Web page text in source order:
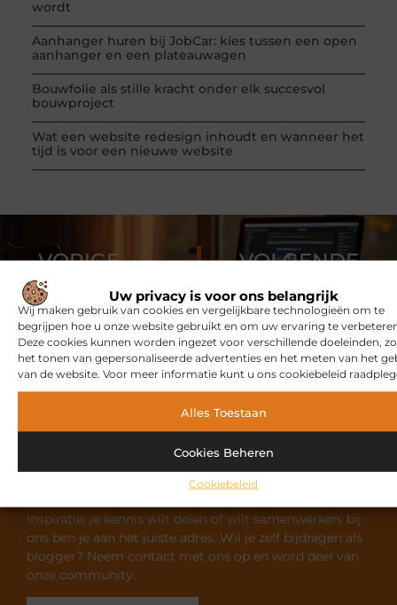
Uw privacy is voor ons belangrijk
Wij maken gebruik van cookies en vergelijkbare technologieën om te
begrijpen hoe u onze website gebruikt en om uw ervaring te
Deze cookies kunnen worden ingezet voor verschillende doeleinden,
het tonen van gepersonaliseerde advertenties en het meten van het
van de website. Voor meer informatie kunt u ons cookiebeleid
Alles Toestaan
Cookies Beheren
Cookiebeleid
wordt
Aanhanger huren bij JobCar: kies tussen een open
aanhanger en een plateauwagen
Bouwfolie als stille kracht onder elk succesvol
bouwproject
Wat een website redesign inhoudt en wanneer het
tijd is voor een nieuwe website
Safinafanclub.nl is dé plek voor uiteenlopende blogs
inspiratie, je kennis wilt delen of wilt samenwerken, bij
ons ben je aan het juiste adres. Wil je zelf bijdragen als
blogger? Neem contact met ons op en word deel van
onze community.
VORIGE VOLGENDE